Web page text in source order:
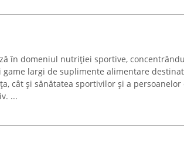
în domeniul nutriției sportive,
largi de suplimente alimentare
cât și sănătatea sportivilor și a persoanelor
...